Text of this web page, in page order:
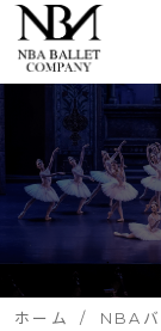
ホーム NBA